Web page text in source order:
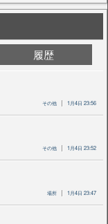
履歴
その他 1月4日 23:56
その他 1月4日 23:52
場所 1月4日 23:47